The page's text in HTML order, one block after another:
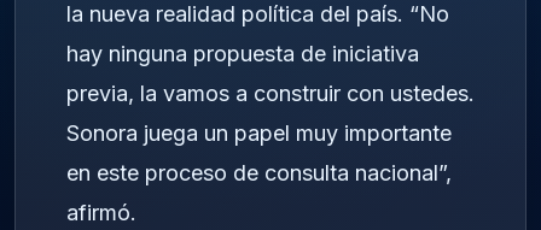
la nueva realidad política del país. “No
hay ninguna propuesta de iniciativa
previa, la vamos a construir con ustedes.
Sonora juega un papel muy importante
en este proceso de consulta nacional”,
afirmó.